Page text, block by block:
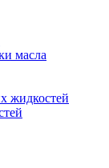
масла
жидкостей